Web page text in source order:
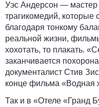
Уэс Андерсон — мастер
трагикомедий, которые
благодаря тонкому
реальной жизни,
хохотать, то плакать.
заканчивается
документалист Стив
конце фильма «Водная
Так и в «Отеле «Гранд